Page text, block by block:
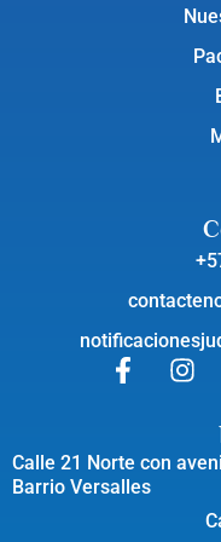
Calle 21 Norte con
Barrio Versalles